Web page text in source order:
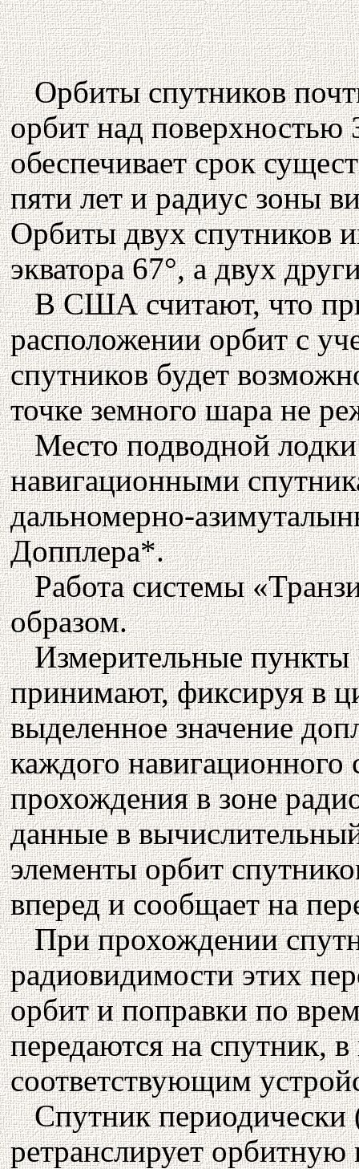
Орбиты спутников
орбит над поверхностью
обеспечивает срок
пяти лет и радиус зоны
Орбиты двух спутников
экватора 67°, а двух
В США считают, что
расположении орбит с
спутников будет
точке земного шара не
Место подводной
навигационными
дальномерно-
Допплера*.
Работа системы
образом.
Измерительные пункты
принимают, фиксируя в
выделенное значение
каждого навигационного
прохождения в зоне
данные в
элементы орбит
вперед и сообщает на
При прохождении
радиовидимости этих
орбит и поправки по
передаются на спутник,
соответствующим
Спутник периодически
ретранслирует